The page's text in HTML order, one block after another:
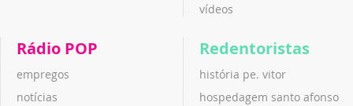
vídeos
Rádio POP
empregos
notícias
Redentoristas
história pe. vitor
hospedagem santo afonso